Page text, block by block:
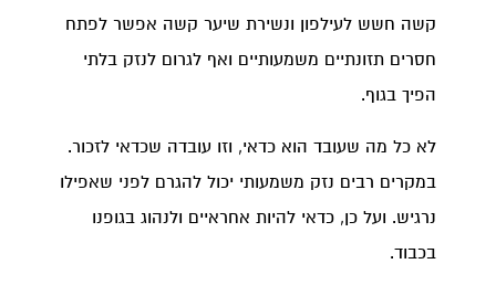
קשה חשש לעילפון ונשירת שיער קשה אפשר לפתח
חסרים תזונתיים משמעותיים ואף לגרום לנזק בלתי
הפיך בגוף.
לא כל מה שעובד הוא כדאי, וזו עובדה שכדאי לזכור.
במקרים רבים נזק משמעותי יכול להגרם לפני שאפילו
נרגיש. ועל כן, כדאי להיות אחראיים ולנהוג בגופנו
בכבוד.